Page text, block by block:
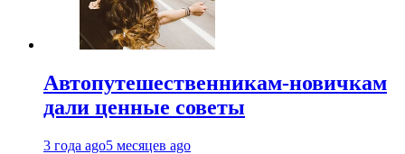
Автопутешественникам-новичкам
дали ценные советы
3 года ago5 месяцев ago